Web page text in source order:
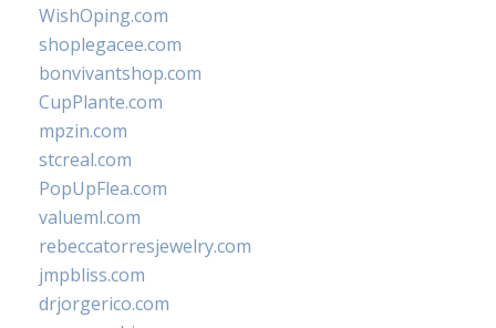
WishOping.com
shoplegacee.com
bonvivantshop.com
CupPlante.com
mpzin.com
stcreal.com
PopUpFlea.com
valueml.com
rebeccatorresjewelry.com
jmpbliss.com
drjorgerico.com